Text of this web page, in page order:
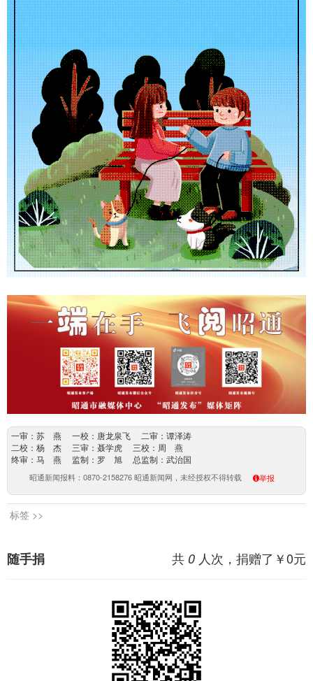
一审：苏 燕 一校：唐龙泉飞 二审：谭泽涛
二校：杨 杰 三审：聂学虎 三校：周 燕
终审：马 燕 监制：罗 旭 总监制：武治国
昭通新闻报料：0870-2158276 昭通新闻网，未经授权不得转载 举报
标签 >>
共 0 人次，捐赠了￥0元
随手捐